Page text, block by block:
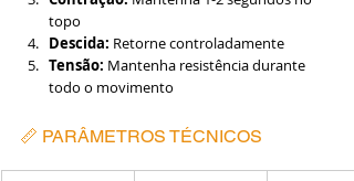
topo
Descida: Retorne controladamente
Tensão: Mantenha resistência durante
todo o movimento
📏 PARÂMETROS TÉCNICOS